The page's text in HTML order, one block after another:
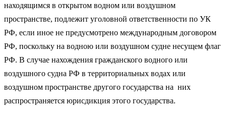
находящимся в открытом водном или воздушном
пространстве, подлежит уголовной ответственности по УК
РФ, если иное не предусмотрено международным договором
РФ, поскольку на водною или воздушном судне несущем флаг
РФ. В случае нахождения гражданского водного или
воздушного судна РФ в территориальных водах или
воздушном пространстве другого государства на них
распространяется юрисдикция этого государства.